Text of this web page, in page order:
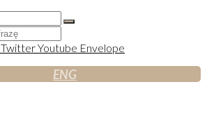
TwitterYoutube Envelope
ENG